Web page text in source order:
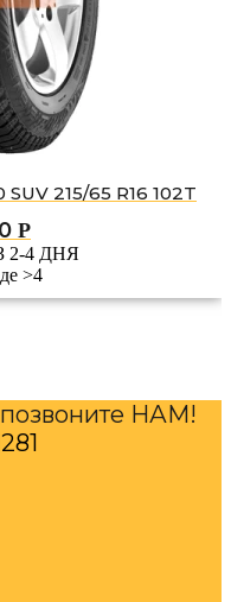
215/65 R16 102T
Р
2-4 ДНЯ
>4
НАМ!